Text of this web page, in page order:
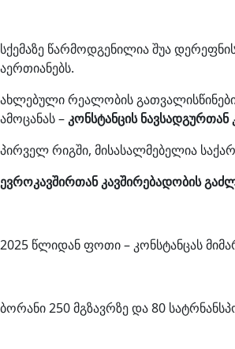
სქემაზე წარმოდგენილია შუა
აერთიანებს.
ახლებული რეალობის
ამოცანას –კონსტანცის ნავსადგურთან
პირველ რიგში, მისასალმებელია
ევროკავშირთან კავშირებადობის
2025 წლიდან ფოთი – კონსტანცას
ბორანი 250 მგზავრზე და 80